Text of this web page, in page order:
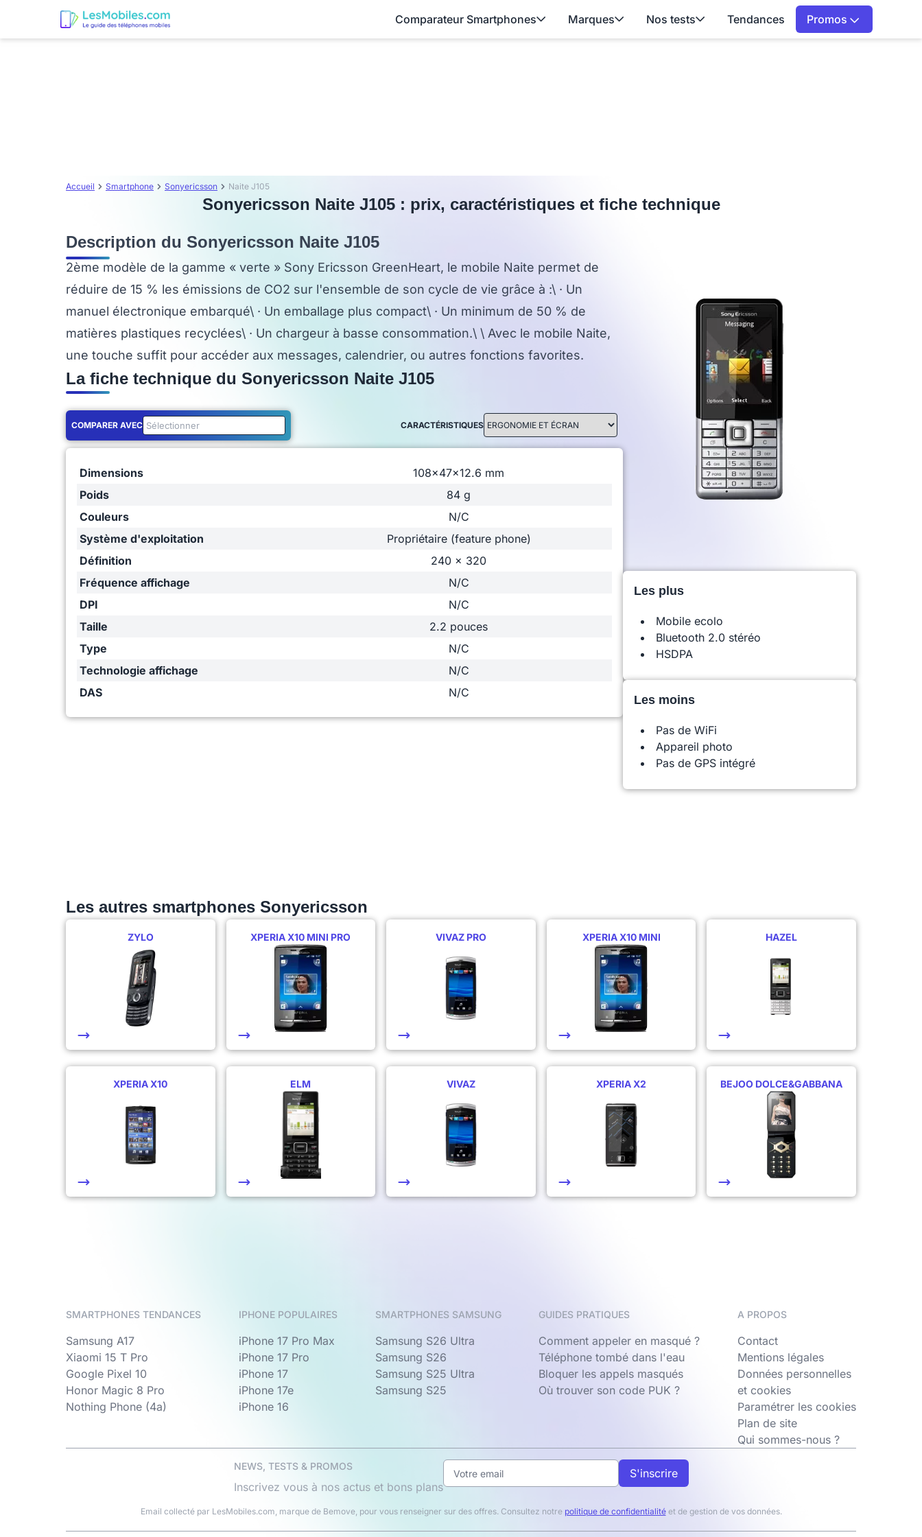
Comparateur Smartphones Marques Nos tests Tendances Promos
Accueil Smartphone Sonyericsson Naite J105
Sonyericsson Naite J105 : prix, caractéristiques et fiche technique
Les plus
Mobile ecolo
Bluetooth 2.0 stéréo
HSDPA
Les moins
Pas de WiFi
Appareil photo
Pas de GPS intégré
Description du Sonyericsson Naite J105
2ème modèle de la gamme « verte » Sony Ericsson GreenHeart, le mobile Naite permet de
réduire de 15 % les émissions de CO2 sur l'ensemble de son cycle de vie grâce à :\ · Un
manuel électronique embarqué\ · Un emballage plus compact\ · Un minimum de 50 % de
matières plastiques recyclées\ · Un chargeur à basse consommation.\ \ Avec le mobile Naite,
une touche suffit pour accéder aux messages, calendrier, ou autres fonctions favorites.
La fiche technique du Sonyericsson Naite J105
COMPARER AVEC CARACTÉRISTIQUES
Dimensions
108x47x12.6 mm
Poids
84 g
Couleurs
N/C
Système d'exploitation
Propriétaire (feature phone)
Définition
240 x 320
Fréquence affichage
N/C
DPI
N/C
Taille
2.2 pouces
Type
N/C
Technologie affichage
N/C
DAS
N/C
Les autres smartphones Sonyericsson
ZYLO XPERIA X10 MINI PRO VIVAZ PRO XPERIA X10 MINI HAZEL
XPERIA X10 ELM VIVAZ XPERIA X2 BEJOO DOLCE&GABBANA
SMARTPHONES TENDANCES
Samsung A17
Xiaomi 15 T Pro
Google Pixel 10
Honor Magic 8 Pro
Nothing Phone (4a)
IPHONE POPULAIRES
iPhone 17 Pro Max
iPhone 17 Pro
iPhone 17
iPhone 17e
iPhone 16
SMARTPHONES SAMSUNG
Samsung S26 Ultra
Samsung S26
Samsung S25 Ultra
Samsung S25
GUIDES PRATIQUES
Comment appeler en masqué ?
Téléphone tombé dans l'eau
Bloquer les appels masqués
Où trouver son code PUK ?
A PROPOS
Contact
Mentions légales
Données personnelles
et cookies
Paramétrer les cookies
Plan de site
Qui sommes-nous ?
NEWS, TESTS & PROMOS
Inscrivez vous à nos actus et bons plans
S'inscrire
Email collecté par LesMobiles.com, marque de Bemove, pour vous renseigner sur des offres. Consultez notre politique de confidentialitéet de gestion de vos données.